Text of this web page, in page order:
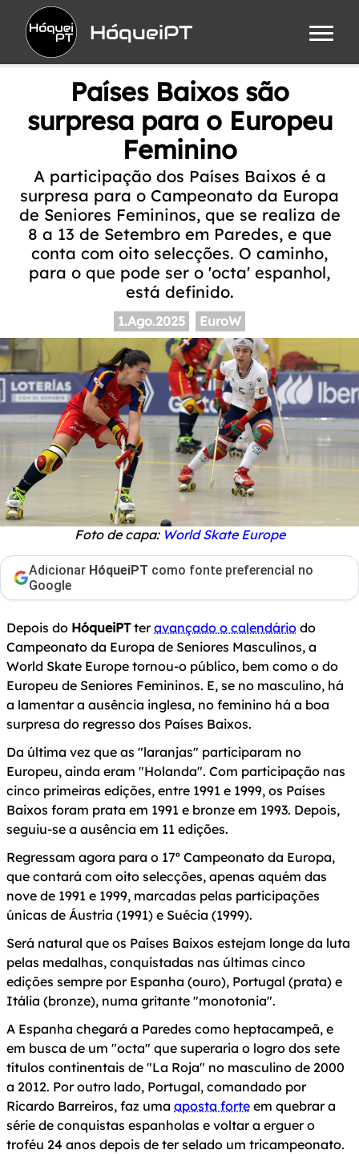
HóqueiPT
Países Baixos são
surpresa para o Europeu
Feminino
A participação dos Países Baixos é a
surpresa para o Campeonato da Europa
de Seniores Femininos, que se realiza de
8 a 13 de Setembro em Paredes, e que
conta com oito selecções. O caminho,
para o que pode ser o 'octa' espanhol,
está definido.
1.Ago.2025 EuroW
Foto de capa: World Skate Europe
Adicionar HóqueiPT como fonte preferencial no
Google
Depois do HóqueiPTteravançado o calendário do
Campeonato da Europa de Seniores Masculinos, a
World Skate Europe tornou-o público, bem como o do
Europeu de Seniores Femininos. E, se no masculino, há
a lamentar a ausência inglesa, no feminino há a boa
surpresa do regresso dos Países Baixos.
Da última vez que as "laranjas" participaram no
Europeu, ainda eram "Holanda". Com participação nas
cinco primeiras edições, entre 1991 e 1999, os Países
Baixos foram prata em 1991 e bronze em 1993. Depois,
seguiu-se a ausência em 11 edições.
Regressam agora para o 17º Campeonato da Europa,
que contará com oito selecções, apenas aquém das
nove de 1991 e 1999, marcadas pelas participações
únicas de Áustria (1991) e Suécia (1999).
Será natural que os Países Baixos estejam longe da luta
pelas medalhas, conquistadas nas últimas cinco
edições sempre por Espanha (ouro), Portugal (prata) e
Itália (bronze), numa gritante "monotonia".
A Espanha chegará a Paredes como heptacampeã, e
em busca de um "octa" que superaria o logro dos sete
títulos continentais de "La Roja" no masculino de 2000
a 2012. Por outro lado, Portugal, comandado por
Ricardo Barreiros, faz uma aposta forte em quebrar a
série de conquistas espanholas e voltar a erguer o
troféu 24 anos depois de ter selado um tricampeonato.